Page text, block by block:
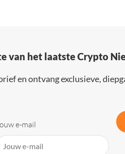
van het laatste Crypto
en ontvang exclusieve,
e-mail